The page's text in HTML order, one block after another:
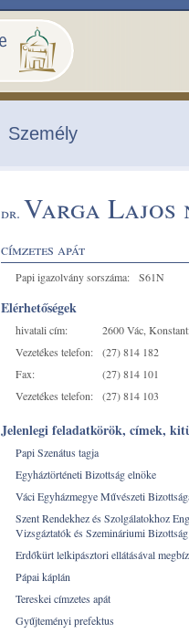
Személy
dr. Varga Lajos
címzetes apát
Papi igazolvány sorszáma: S61N
Elérhetőségek
hivatali cím:
2600 Vác,
Vezetékes telefon:
(27) 814 182
Fax:
(27) 814 101
Vezetékes telefon:
(27) 814 103
Jelenlegi feladatkörök, címek,
Papi Szenátus tagja
Egyháztörténeti Bizottság elnöke
Váci Egyházmegye Művészeti
Szent Rendekhez és Szolgálatokhoz
Vizsgáztatók és Szemináriumi
Erdőkürt lelkipásztori ellátásával
Pápai káplán
Tereskei címzetes apát
Gyűjteményi prefektus